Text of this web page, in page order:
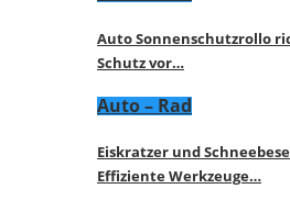
Auto Sonnenschutzrollo
Schutz vor…
Auto – Rad
Eiskratzer und
Effiziente Werkzeuge…